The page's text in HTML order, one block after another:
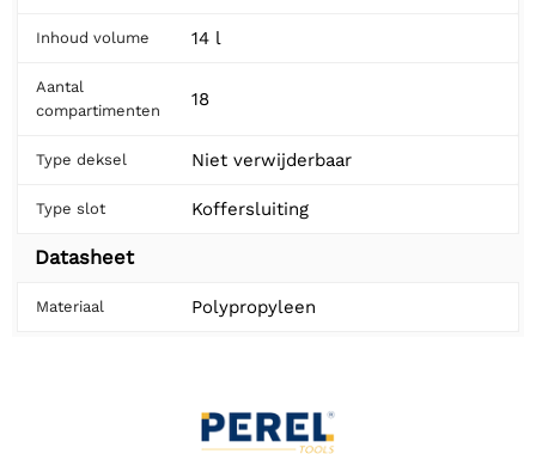
Inhoud volume 14 l
Aantal
compartimenten
18
Type deksel Niet verwijderbaar
Type slot Koffersluiting
Datasheet
Materiaal Polypropyleen